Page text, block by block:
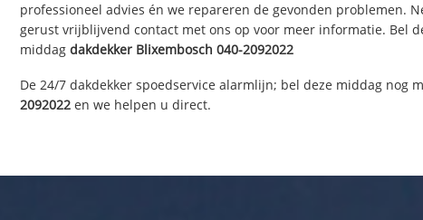
professioneel advies én we repareren de gevonden problemen.
gerust vrijblijvend contact met ons op voor meer informatie. Bel
middag dakdekker Blixembosch 040-2092022
De 24/7 dakdekker spoedservice alarmlijn; bel deze middag nog
2092022 en we helpen u direct.